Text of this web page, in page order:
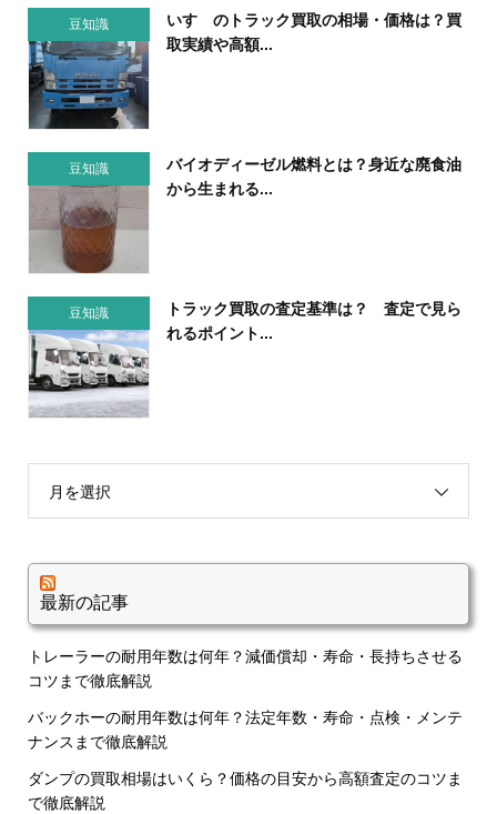
豆知識
いすゞのトラック買取の相場・価格は？買
取実績や高額...
豆知識
バイオディーゼル燃料とは？身近な廃食油
から生まれる...
豆知識
トラック買取の査定基準は？ 査定で見ら
れるポイント...
月を選択
最新の記事
トレーラーの耐用年数は何年？減価償却・寿命・長持ちさせる
コツまで徹底解説
バックホーの耐用年数は何年？法定年数・寿命・点検・メンテ
ナンスまで徹底解説
ダンプの買取相場はいくら？価格の目安から高額査定のコツま
で徹底解説